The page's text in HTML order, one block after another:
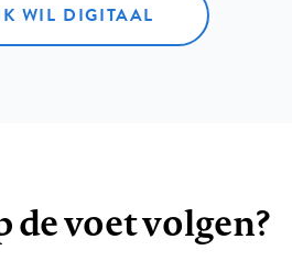
WIL DIGITAAL
voet volgen?